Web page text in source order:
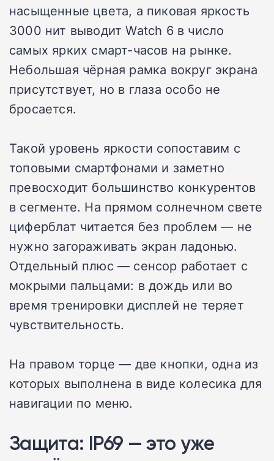
насыщенные цвета, а пиковая яркость
3000 нит выводит Watch 6 в число
самых ярких смарт-часов на рынке.
Небольшая чёрная рамка вокруг экрана
присутствует, но в глаза особо не
бросается.
Такой уровень яркости сопоставим с
топовыми смартфонами и заметно
превосходит большинство конкурентов
в сегменте. На прямом солнечном свете
циферблат читается без проблем — не
нужно загораживать экран ладонью.
Отдельный плюс — сенсор работает с
мокрыми пальцами: в дождь или во
время тренировки дисплей не теряет
чувствительность.
На правом торце — две кнопки, одна из
которых выполнена в виде колесика для
навигации по меню.
Защита: IP69 — это уже